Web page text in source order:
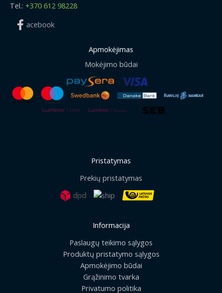
Tel.: +370 612 98228
acebook
Apmokėjimas
Mokėjimo būdai
Pristatymas
Prekių pristatymas
Informacija
Paslaugų teikimo sąlygos
Produktų pristatymo sąlygos
Apmokėjimo būdai
Grąžinimo tvarka
Privatumo politika